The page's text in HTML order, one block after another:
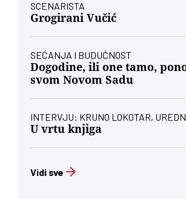
SCENARISTA
Grogirani Vučić
SEĆANJA I BUDUĆNOST
Dogodine, ili one tamo,
svom Novom Sadu
INTERVJU: KRUNO LOKOTAR,
U vrtu knjiga
Vidi sve